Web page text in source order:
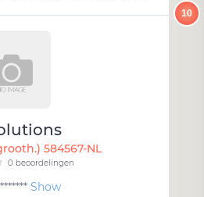
584567-NL
0 beoordelingen
Show
10